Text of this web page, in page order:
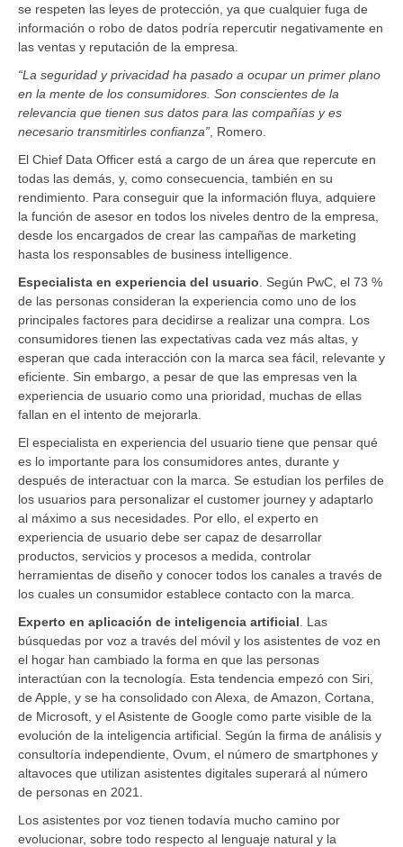
se respeten las leyes de protección, ya que cualquier fuga de
información o robo de datos podría repercutir negativamente en
las ventas y reputación de la empresa.
“La seguridad y privacidad ha pasado a ocupar un primer plano
en la mente de los consumidores. Son conscientes de la
relevancia que tienen sus datos para las compañías y es
necesario transmitirles confianza” , Romero.
El Chief Data Officer está a cargo de un área que repercute en
todas las demás, y, como consecuencia, también en su
rendimiento. Para conseguir que la información fluya, adquiere
la función de asesor en todos los niveles dentro de la empresa,
desde los encargados de crear las campañas de marketing
hasta los responsables de business intelligence.
Especialista en experiencia del usuario . Según PwC, el 73 %
de las personas consideran la experiencia como uno de los
principales factores para decidirse a realizar una compra. Los
consumidores tienen las expectativas cada vez más altas, y
esperan que cada interacción con la marca sea fácil, relevante y
eficiente. Sin embargo, a pesar de que las empresas ven la
experiencia de usuario como una prioridad, muchas de ellas
fallan en el intento de mejorarla.
El especialista en experiencia del usuario tiene que pensar qué
es lo importante para los consumidores antes, durante y
después de interactuar con la marca. Se estudian los perfiles de
los usuarios para personalizar el customer journey y adaptarlo
al máximo a sus necesidades. Por ello, el experto en
experiencia de usuario debe ser capaz de desarrollar
productos, servicios y procesos a medida, controlar
herramientas de diseño y conocer todos los canales a través de
los cuales un consumidor establece contacto con la marca.
Experto en aplicación de inteligencia artificial . Las
búsquedas por voz a través del móvil y los asistentes de voz en
el hogar han cambiado la forma en que las personas
interactúan con la tecnología. Esta tendencia empezó con Siri,
de Apple, y se ha consolidado con Alexa, de Amazon, Cortana,
de Microsoft, y el Asistente de Google como parte visible de la
evolución de la inteligencia artificial. Según la firma de análisis y
consultoría independiente, Ovum, el número de smartphones y
altavoces que utilizan asistentes digitales superará al número
de personas en 2021.
Los asistentes por voz tienen todavía mucho camino por
evolucionar, sobre todo respecto al lenguaje natural y la